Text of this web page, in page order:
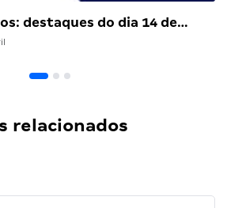
destaques do dia 14 de…
relacionados